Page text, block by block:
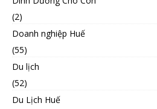
(2)
Doanh nghiệp Huế
(55)
Du lịch
(52)
Du Lịch Huế